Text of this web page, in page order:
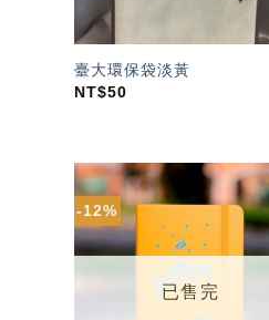
臺大環保袋淡黃
NT$50
-12%
已售完